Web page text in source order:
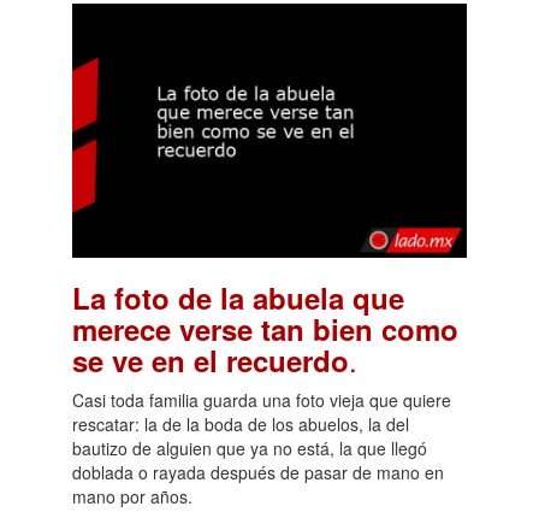
La foto de la abuela que
merece verse tan bien como
se ve en el recuerdo.
Casi toda familia guarda una foto vieja que quiere
rescatar: la de la boda de los abuelos, la del
bautizo de alguien que ya no está, la que llegó
doblada o rayada después de pasar de mano en
mano por años.